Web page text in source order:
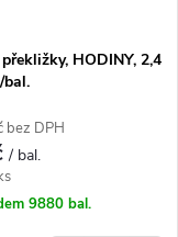
HODINY, 2,4
bal.
bez DPH
/ bal.
9880 bal.